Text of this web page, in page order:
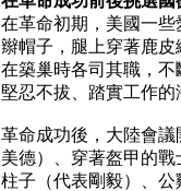
在革命初期，美國一
辮帽子，腿上穿著鹿
在築巢時各司其職，
堅忍不拔、踏實工作的
革命成功後，大陸會
美德）、穿著盔甲的戰
柱子（代表剛毅）、